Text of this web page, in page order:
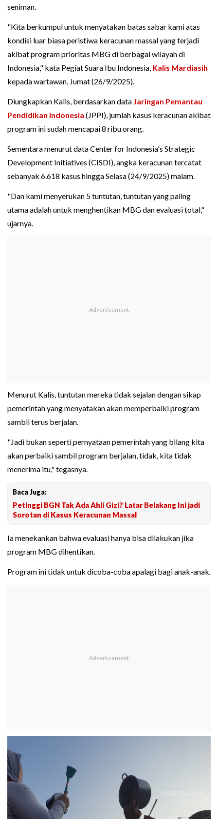
seniman.
"Kita berkumpul untuk menyatakan batas sabar kami atas
kondisi luar biasa peristiwa keracunan massal yang terjadi
akibat program prioritas MBG di berbagai wilayah di
Indonesia," kata Pegiat Suara Ibu Indonesia, Kalis Mardiasih
kepada wartawan, Jumat (26/9/2025).
Diungkapkan Kalis, berdasarkan data Jaringan Pemantau
Pendidikan Indonesia (JPPI), jumlah kasus keracunan akibat
program ini sudah mencapai 8 ribu orang.
Sementara menurut data Center for Indonesia's Strategic
Development Initiatives (CISDI), angka keracunan tercatat
sebanyak 6.618 kasus hingga Selasa (24/9/2025) malam.
"Dan kami menyerukan 5 tuntutan, tuntutan yang paling
utama adalah untuk menghentikan MBG dan evaluasi total,"
ujarnya.
Menurut Kalis, tuntutan mereka tidak sejalan dengan sikap
pemerintah yang menyatakan akan memperbaiki program
sambil terus berjalan.
"Jadi bukan seperti pernyataan pemerintah yang bilang kita
akan perbaiki sambil program berjalan, tidak, kita tidak
menerima itu," tegasnya.
Baca Juga:
Petinggi BGN Tak Ada Ahli Gizi? Latar Belakang Ini jadi
Sorotan di Kasus Keracunan Massal
Ia menekankan bahwa evaluasi hanya bisa dilakukan jika
program MBG dihentikan.
Program ini tidak untuk dicoba-coba apalagi bagi anak-anak.